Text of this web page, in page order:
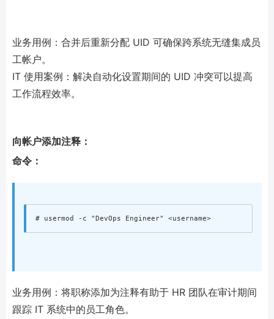
业务用例：合并后重新分配 UID 可确保跨系统无缝集成员
工帐户。
IT 使用案例：解决自动化设置期间的 UID 冲突可以提高
工作流程效率。
向帐户添加注释：
命令：
业务用例：将职称添加为注释有助于 HR 团队在审计期间
跟踪 IT 系统中的员工角色。